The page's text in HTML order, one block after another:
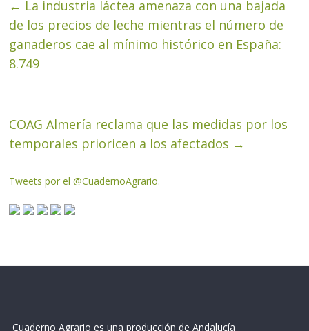
← La industria láctea amenaza con una bajada
de los precios de leche mientras el número de
ganaderos cae al mínimo histórico en España:
8.749
COAG Almería reclama que las medidas por los
temporales prioricen a los afectados →
Tweets por el @CuadernoAgrario.
Cuaderno Agrario es una producción de Andalucía